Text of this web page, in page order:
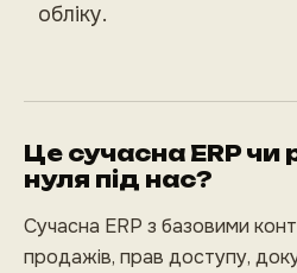
обліку.
Це сучасна ERP чи
нуля під нас?
Сучасна ERP з базовими
продажів, прав доступу,